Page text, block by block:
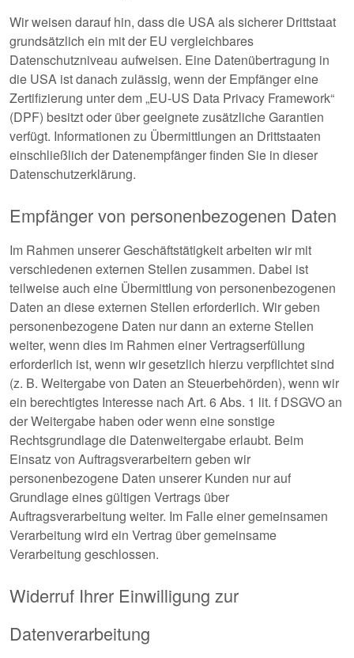
Wir weisen darauf hin, dass die USA als sicherer Drittstaat
grundsätzlich ein mit der EU vergleichbares
Datenschutzniveau aufweisen. Eine Datenübertragung in
die USA ist danach zulässig, wenn der Empfänger eine
Zertifizierung unter dem „EU-US Data Privacy Framework“
(DPF) besitzt oder über geeignete zusätzliche Garantien
verfügt. Informationen zu Übermittlungen an Drittstaaten
einschließlich der Datenempfänger finden Sie in dieser
Datenschutzerklärung.
Empfänger von personenbezogenen Daten
Im Rahmen unserer Geschäftstätigkeit arbeiten wir mit
verschiedenen externen Stellen zusammen. Dabei ist
teilweise auch eine Übermittlung von personenbezogenen
Daten an diese externen Stellen erforderlich. Wir geben
personenbezogene Daten nur dann an externe Stellen
weiter, wenn dies im Rahmen einer Vertragserfüllung
erforderlich ist, wenn wir gesetzlich hierzu verpflichtet sind
(z. B. Weitergabe von Daten an Steuerbehörden), wenn wir
ein berechtigtes Interesse nach Art. 6 Abs. 1 lit. f DSGVO an
der Weitergabe haben oder wenn eine sonstige
Rechtsgrundlage die Datenweitergabe erlaubt. Beim
Einsatz von Auftragsverarbeitern geben wir
personenbezogene Daten unserer Kunden nur auf
Grundlage eines gültigen Vertrags über
Auftragsverarbeitung weiter. Im Falle einer gemeinsamen
Verarbeitung wird ein Vertrag über gemeinsame
Verarbeitung geschlossen.
Widerruf Ihrer Einwilligung zur
Datenverarbeitung